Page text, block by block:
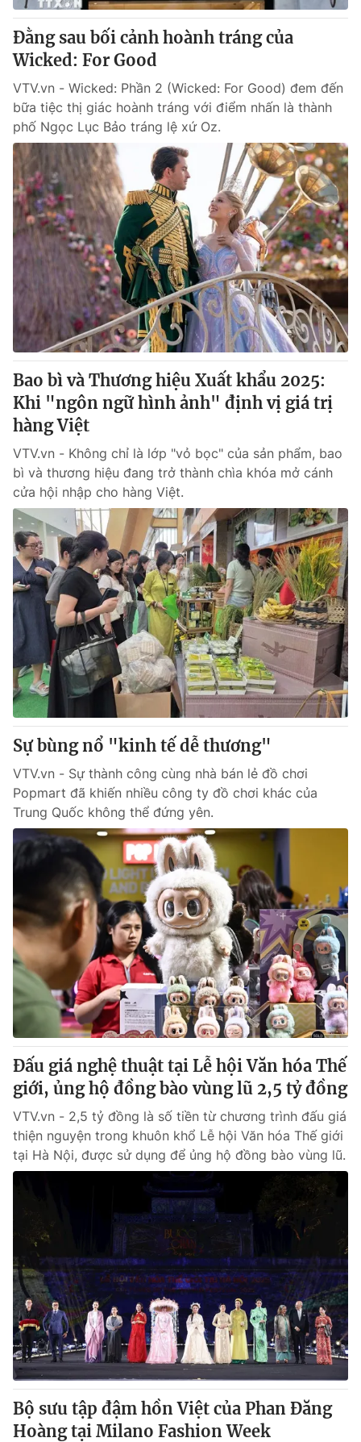
Đằng sau bối cảnh hoành tráng của
Wicked: For Good
VTV.vn - Wicked: Phần 2 (Wicked: For Good) đem đến
bữa tiệc thị giác hoành tráng với điểm nhấn là thành
phố Ngọc Lục Bảo tráng lệ xứ Oz.
Bao bì và Thương hiệu Xuất khẩu 2025:
Khi "ngôn ngữ hình ảnh" định vị giá trị
hàng Việt
VTV.vn - Không chỉ là lớp "vỏ bọc" của sản phẩm, bao
bì và thương hiệu đang trở thành chìa khóa mở cánh
cửa hội nhập cho hàng Việt.
Sự bùng nổ "kinh tế dễ thương"
VTV.vn - Sự thành công cùng nhà bán lẻ đồ chơi
Popmart đã khiến nhiều công ty đồ chơi khác của
Trung Quốc không thể đứng yên.
Đấu giá nghệ thuật tại Lễ hội Văn hóa Thế
giới, ủng hộ đồng bào vùng lũ 2,5 tỷ đồng
VTV.vn - 2,5 tỷ đồng là số tiền từ chương trình đấu giá
thiện nguyện trong khuôn khổ Lễ hội Văn hóa Thế giới
tại Hà Nội, được sử dụng để ủng hộ đồng bào vùng lũ.
Bộ sưu tập đậm hồn Việt của Phan Đăng
Hoàng tại Milano Fashion Week